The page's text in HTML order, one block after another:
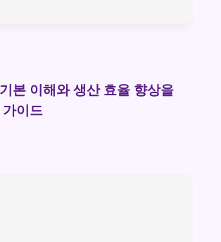
본 이해와 생산 효율 향상을
이드